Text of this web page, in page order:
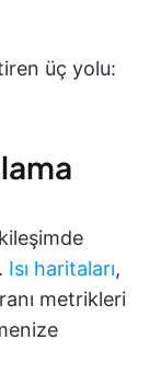
üç yolu:
Isı haritaları,
metrikleri